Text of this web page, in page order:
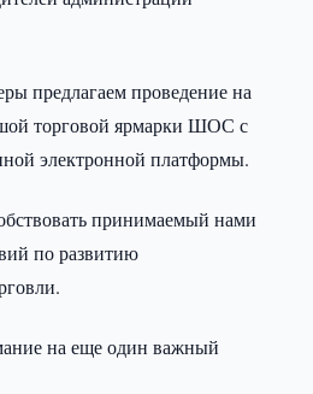
предлагаем проведение на
торговой ярмарки ШОС с
электронной платформы.
принимаемый нами
по развитию
на еще один важный